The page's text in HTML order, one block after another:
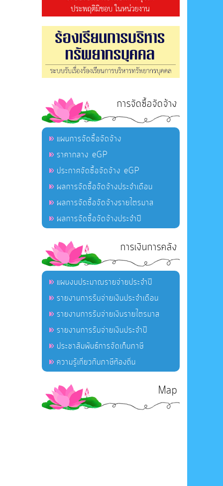
การจัดซื้อจัดจ้าง
แผนการจัดซื้อจัดจ้าง
ราคากลาง eGP
ประกาศจัดซื้อจัดจ้าง eGP
ผลการจัดซื้อจัดจ้างประจำเดือน
ผลการจัดซื้อจัดจ้างรายไตรมาส
ผลการจัดซื้อจัดจ้างประจำปี
การเงินการคลัง
แผนงบประมาณรายจ่ายประจำปี
รายงานการรับจ่ายเงินประจำเดือน
รายงานการรับจ่ายเงินรายไตรมาส
รายงานการรับจ่ายเงินประจำปี
ประชาสัมพันธ์การจัดเก็บภาษี
ความรู้เกี่ยวกับภาษีท้องถิ่น
Map